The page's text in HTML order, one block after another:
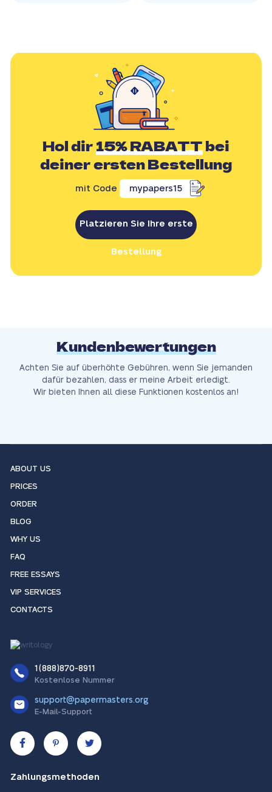
Hol dir15% RABATTbei
deiner ersten Bestellung
mit Code mypapers15
Platzieren Sie Ihre erste
Bestellung
Kundenbewertungen
Achten Sie auf überhöhte Gebühren, wenn Sie jemanden
dafür bezahlen, dass er meine Arbeit erledigt.
Wir bieten Ihnen all diese Funktionen kostenlos an!
ABOUT US
PRICES
ORDER
BLOG
WHY US
FAQ
FREE ESSAYS
VIP SERVICES
CONTACTS
1(888)870-8911
Kostenlose Nummer
support@papermasters.org
E-Mail-Support
Zahlungsmethoden